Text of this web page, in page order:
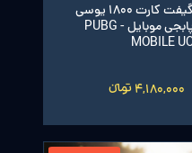
گیفت کارت 1800 یوسی
پابجی موبایل - PUBG
MOBILE
4,180,000 تومانءءء